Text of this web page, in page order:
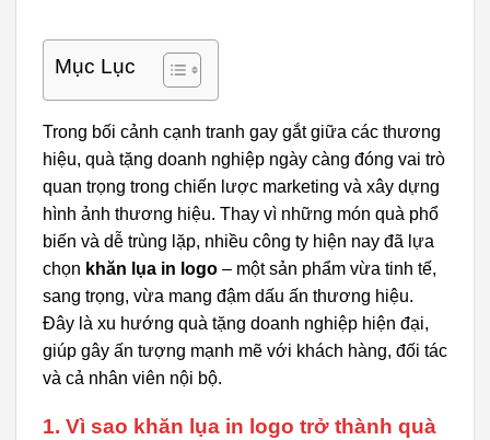
Mục Lục
Trong bối cảnh cạnh tranh gay gắt giữa các thương
hiệu, quà tặng doanh nghiệp ngày càng đóng vai trò
quan trọng trong chiến lược marketing và xây dựng
hình ảnh thương hiệu. Thay vì những món quà phổ
biến và dễ trùng lặp, nhiều công ty hiện nay đã lựa
chọn khăn lụa in logo – một sản phẩm vừa tinh tế,
sang trọng, vừa mang đậm dấu ấn thương hiệu.
Đây là xu hướng quà tặng doanh nghiệp hiện đại,
giúp gây ấn tượng mạnh mẽ với khách hàng, đối tác
và cả nhân viên nội bộ.
1. Vì sao khăn lụa in logo trở thành quà